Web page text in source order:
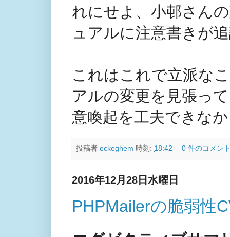
れにせよ、小邨さん
ュアルに注意書きが
これはこれで立派な
アルの変更を見張っ
意喚起を工夫できな
投稿者 ockeghem 時刻: 18:42 0 件のコメン
2016年12月28日水曜日
PHPMailerの脆弱性